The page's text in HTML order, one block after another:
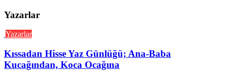
Yazarlar
Yazarlar
Kıssadan Hisse Yaz Günlüğü; Ana-Baba
Kucağından, Koca Ocağına